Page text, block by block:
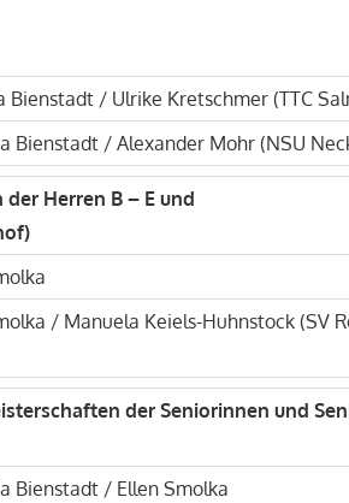
Bienstadt / Ulrike Kretschmer (TTC
Bienstadt / Alexander Mohr (NSU
der Herren B – E und
/ Manuela Keiels-Huhnstock (SV
der Seniorinnen und
Bienstadt / Ellen Smolka